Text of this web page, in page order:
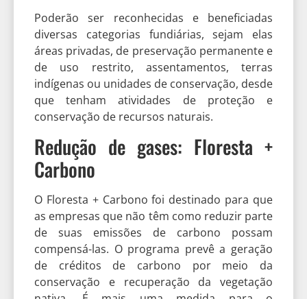
Poderão ser reconhecidas e beneficiadas
diversas categorias fundiárias, sejam elas
áreas privadas, de preservação permanente e
de uso restrito, assentamentos, terras
indígenas ou unidades de conservação, desde
que tenham atividades de proteção e
conservação de recursos naturais.
Redução de gases: Floresta +
Carbono
O Floresta + Carbono foi destinado para que
as empresas que não têm como reduzir parte
de suas emissões de carbono possam
compensá-las. O programa prevê a geração
de créditos de carbono por meio da
conservação e recuperação da vegetação